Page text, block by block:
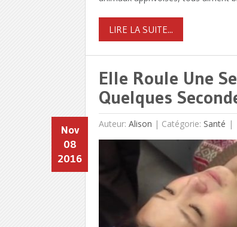
LIRE LA SUITE...
Elle Roule Une
Quelques
Auteur: Alison |
Nov
08
2016
Catégorie: Santé